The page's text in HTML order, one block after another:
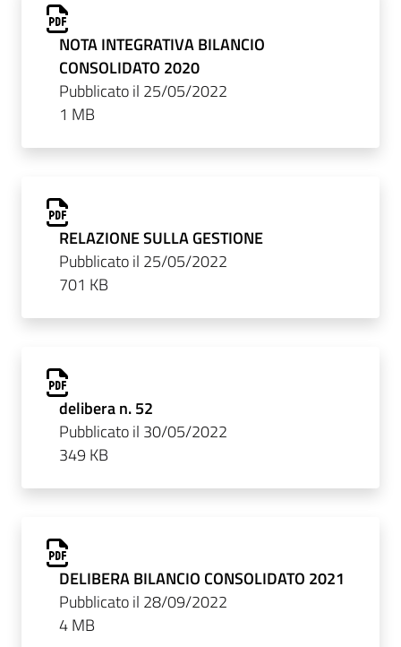
NOTA INTEGRATIVA BILANCIO
CONSOLIDATO 2020
Pubblicato il 25/05/2022
1 MB
RELAZIONE SULLA GESTIONE
Pubblicato il 25/05/2022
701 KB
delibera n. 52
Pubblicato il 30/05/2022
349 KB
DELIBERA BILANCIO CONSOLIDATO 2021
Pubblicato il 28/09/2022
4 MB